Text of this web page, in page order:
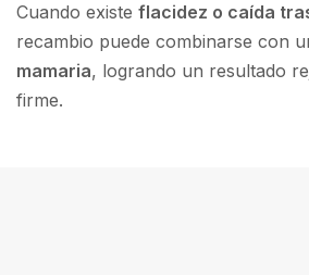
Cuando existe flacidez o caída
recambio puede combinarse con
mamaria, logrando un resultado
firme.